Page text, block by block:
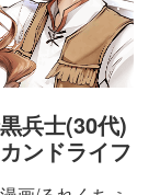
兵士(30代)
ンドライフ